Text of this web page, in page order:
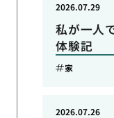
私が一人
体験記
2026.07.29
家
2026.07.26